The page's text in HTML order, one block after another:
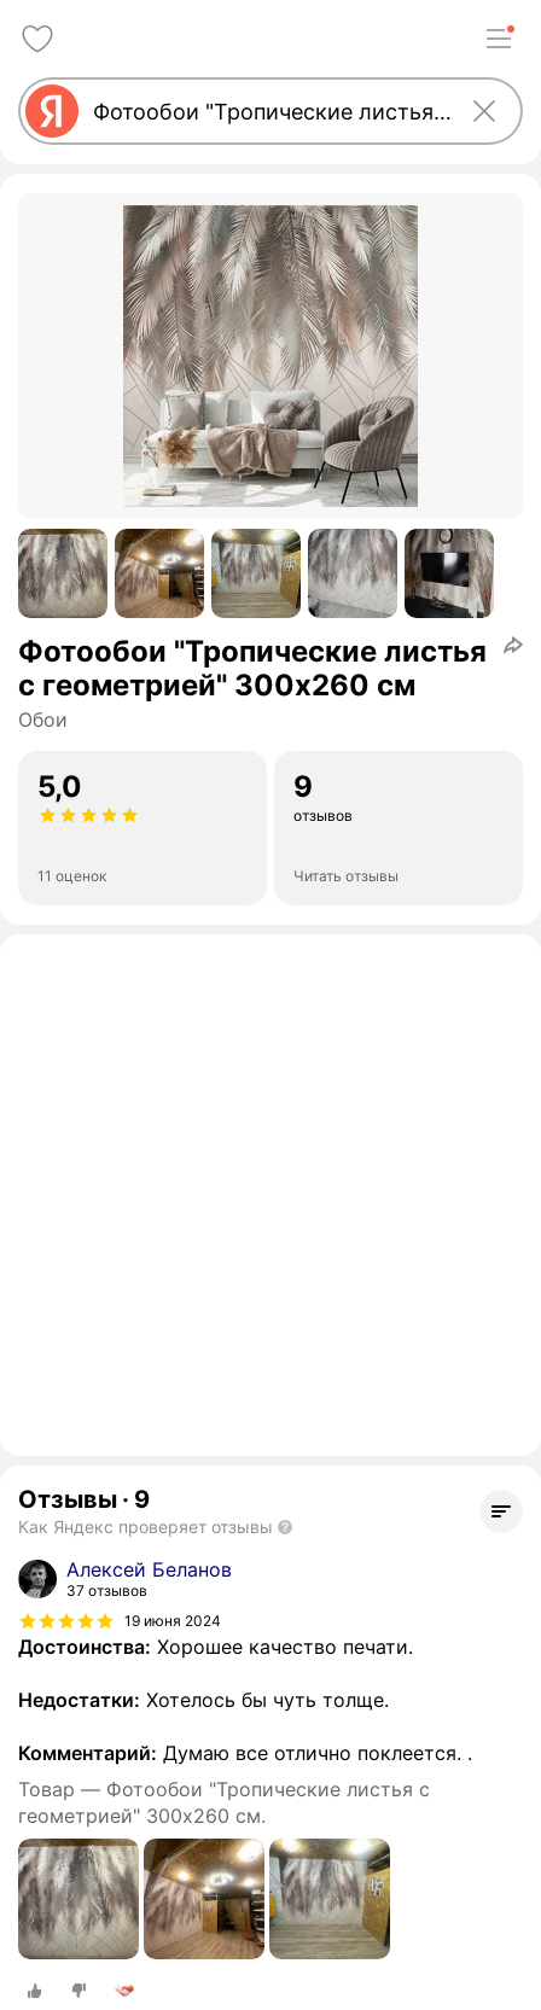
Фотообои "Тропические листья
с геометрией" 300х260 см
Обои
5,0
11 оценок
9
отзывов
Читать отзывы
Отзывы · 9
Как Яндекс проверяет отзывы
Алексей Беланов
37 отзывов
19 июня 2024
Достоинства: Хорошее качество печати.
Недостатки: Хотелось бы чуть толще.
Комментарий: Думаю все отлично поклеется. .
Товар — Фотообои "Тропические листья с
геометрией" 300х260 см.